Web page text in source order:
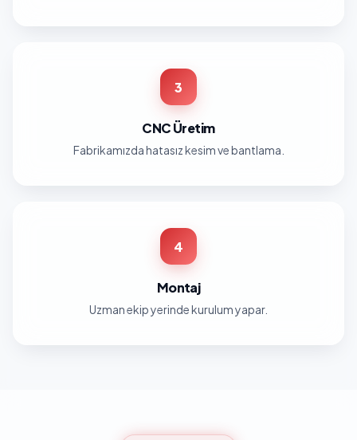
3
CNC Üretim
Fabrikamızda hatasız kesim ve bantlama.
4
Montaj
Uzman ekip yerinde kurulum yapar.